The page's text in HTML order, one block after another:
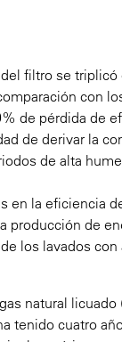
filtro se triplicó
con
de pérdida de
de derivar la
de alta
en la eficiencia
producción de
los lavados con
natural licuado
tenido cuatro